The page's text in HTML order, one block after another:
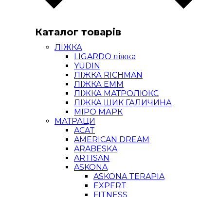
Каталог товарів
ЛІЖКА
LIGARDO ліжка
YUDIN
ЛІЖКА RICHMAN
ЛІЖКА ЕММ
ЛІЖКА МАТРОЛЮКС
ЛІЖКА ШИК ГАЛИЧИНА
МІРО МАРК
МАТРАЦИ
ACAT
AMERICAN DREAM
ARABESKA
ARTISAN
ASKONA
ASKONA TERAPIA
EXPERT
FITNESS